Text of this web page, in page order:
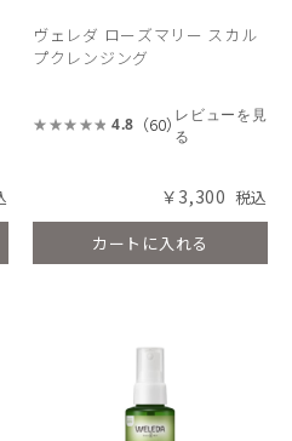
ヴェレダ ローズマリー スカル
プクレンジング
4.8 （60） レビューを見
る
￥3,300
カートに入れる